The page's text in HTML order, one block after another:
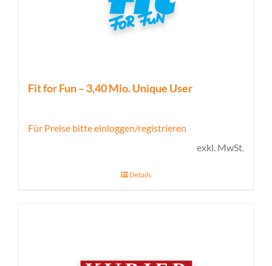
Fit for Fun – 3,40 Mio. Unique User
Für Preise bitte einloggen/registrieren
exkl. MwSt.
Details